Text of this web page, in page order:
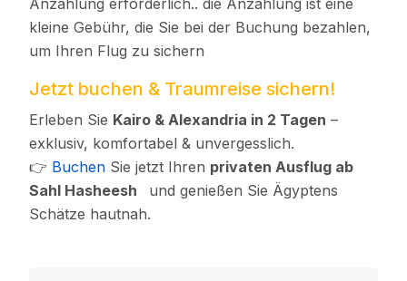
Anzahlung erforderlich.. die Anzahlung ist eine
kleine Gebühr, die Sie bei der Buchung bezahlen,
um Ihren Flug zu sichern
Jetzt buchen & Traumreise sichern!
Erleben Sie Kairo & Alexandria in 2 Tagen –
exklusiv, komfortabel & unvergesslich.
👉 Buchen Sie jetzt Ihren privaten Ausflug ab
Sahl Hasheesh
und genießen Sie Ägyptens
Schätze hautnah.